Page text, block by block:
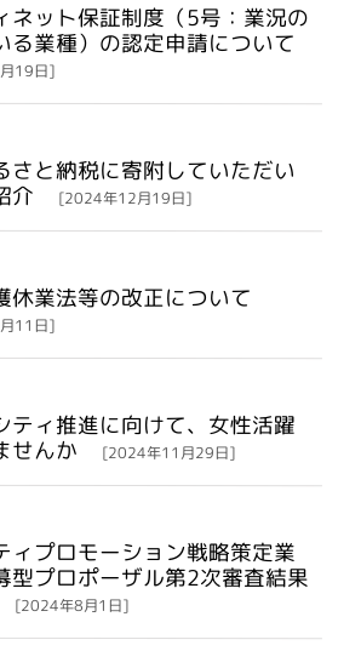
ネット保証制度（5号：業況の
る業種）の認定申請について
19日]
さと納税に寄附していただい
介 [2024年12月19日]
休業法等の改正について
11日]
ティ推進に向けて、女性活躍
せんか [2024年11月29日]
ィプロモーション戦略策定業
型プロポーザル第2次審査結果
[2024年8月1日]